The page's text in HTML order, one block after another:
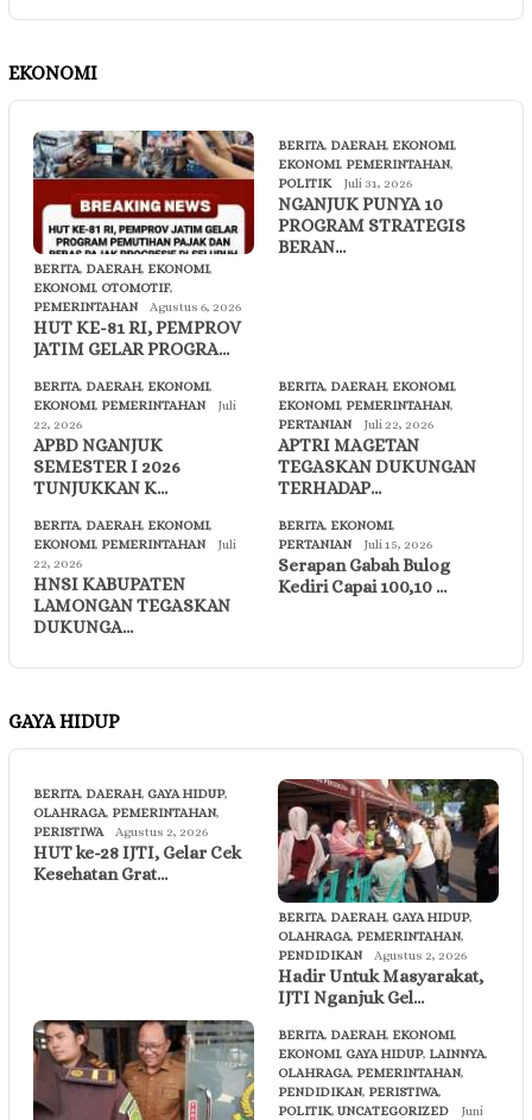
EKONOMI
BERITA, DAERAH, EKONOMI,
EKONOMI, OTOMOTIF,
PEMERINTAHAN
Agustus 6, 2026
HUT KE-81 RI, PEMPROV
JATIM GELAR PROGRA…
BERITA, DAERAH, EKONOMI,
EKONOMI, PEMERINTAHAN,
POLITIK
Juli 31, 2026
NGANJUK PUNYA 10
PROGRAM STRATEGIS
BERAN…
BERITA, DAERAH, EKONOMI,
EKONOMI, PEMERINTAHAN
Juli
22, 2026
APBD NGANJUK
SEMESTER I 2026
TUNJUKKAN K…
BERITA, DAERAH, EKONOMI,
EKONOMI, PEMERINTAHAN,
PERTANIAN
Juli 22, 2026
APTRI MAGETAN
TEGASKAN DUKUNGAN
TERHADAP…
BERITA, DAERAH, EKONOMI,
EKONOMI, PEMERINTAHAN
Juli
22, 2026
HNSI KABUPATEN
LAMONGAN TEGASKAN
DUKUNGA…
BERITA, EKONOMI,
PERTANIAN
Juli 15, 2026
Serapan Gabah Bulog
Kediri Capai 100,10 …
GAYA HIDUP
BERITA, DAERAH, GAYA HIDUP,
OLAHRAGA, PEMERINTAHAN,
PERISTIWA
Agustus 2, 2026
HUT ke-28 IJTI, Gelar Cek
Kesehatan Grat…
BERITA, DAERAH, GAYA HIDUP,
OLAHRAGA, PEMERINTAHAN,
PENDIDIKAN
Agustus 2, 2026
Hadir Untuk Masyarakat,
IJTI Nganjuk Gel…
BERITA, DAERAH, EKONOMI,
EKONOMI, GAYA HIDUP, LAINNYA,
OLAHRAGA, PEMERINTAHAN,
PENDIDIKAN, PERISTIWA,
POLITIK, UNCATEGORIZED
Juni